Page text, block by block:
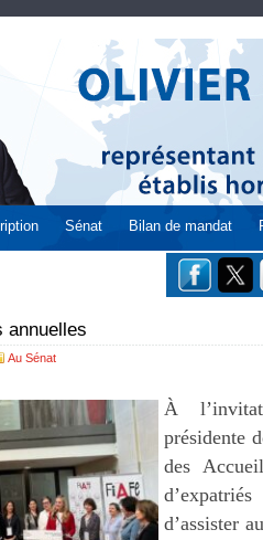
Sénat Bilan de mandat
annuelles
Au Sénat
À
présidente
des
d’assister